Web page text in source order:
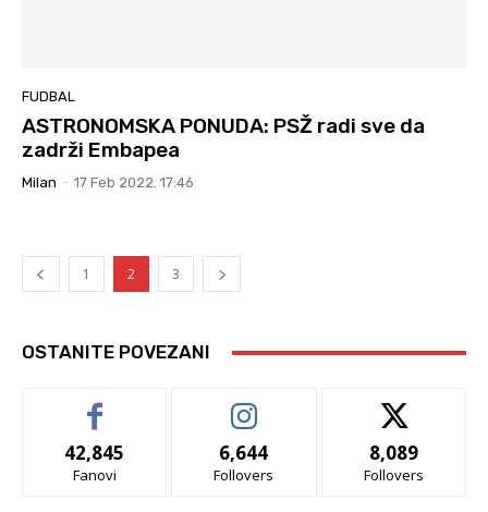
FUDBAL
ASTRONOMSKA PONUDA: PSŽ radi sve da
zadrži Embapea
Milan - 17 Feb 2022. 17:46
1 2 3
OSTANITE POVEZANI
42,845
Fanovi
6,644
Follovers
8,089
Follovers